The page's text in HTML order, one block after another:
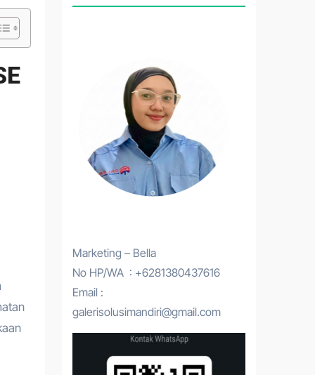
Marketing – Bella
No HP/WA : +6281380437616
Email :
galerisolusimandiri@gmail.com